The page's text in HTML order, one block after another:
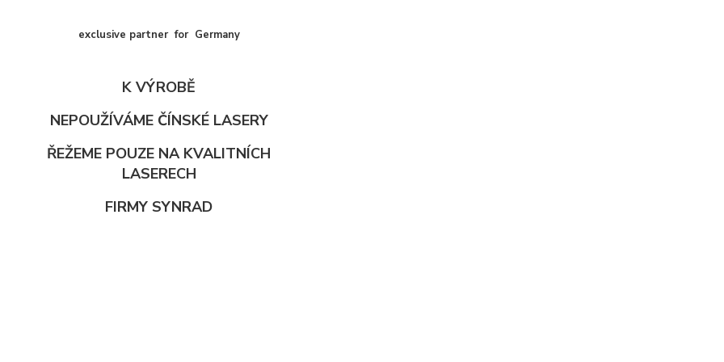
exclusive partner for Germany
K VÝROBĚ
NEPOUŽÍVÁME ČÍNSKÉ LASERY
ŘEŽEME POUZE NA KVALITNÍCH
LASERECH
FIRMY SYNRAD